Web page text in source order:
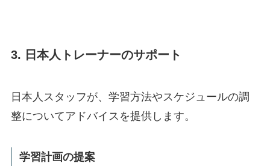
3. 日本人トレーナーのサポート
日本人スタッフが、学習方法やスケジュールの調
整についてアドバイスを提供します。
学習計画の提案